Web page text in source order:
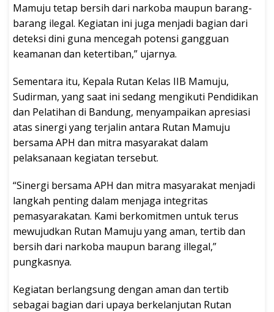
Mamuju tetap bersih dari narkoba maupun barang-
barang ilegal. Kegiatan ini juga menjadi bagian dari
deteksi dini guna mencegah potensi gangguan
keamanan dan ketertiban,” ujarnya.
Sementara itu, Kepala Rutan Kelas IIB Mamuju,
Sudirman, yang saat ini sedang mengikuti Pendidikan
dan Pelatihan di Bandung, menyampaikan apresiasi
atas sinergi yang terjalin antara Rutan Mamuju
bersama APH dan mitra masyarakat dalam
pelaksanaan kegiatan tersebut.
“Sinergi bersama APH dan mitra masyarakat menjadi
langkah penting dalam menjaga integritas
pemasyarakatan. Kami berkomitmen untuk terus
mewujudkan Rutan Mamuju yang aman, tertib dan
bersih dari narkoba maupun barang illegal,”
pungkasnya.
Kegiatan berlangsung dengan aman dan tertib
sebagai bagian dari upaya berkelanjutan Rutan